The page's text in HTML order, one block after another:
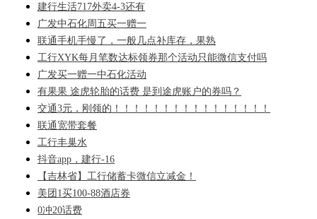
建行生活717外卖4-3还有
广发中石化周五买一赠一
联通手机手慢了，一般几点补库存，果熟
工行XYK每月笔数达标领券那个活动只能微信支付吗
广发买一赠一中石化活动
有果果 途虎轮胎的话费 是到途虎账户的券吗？
交通3元，刚领的！！！！！！！！！！！！！！！！
联通宽带套餐
工行丰巢水
抖音app，建行-16
【吉林省】工行储蓄卡微信立减金！
美团1买100-88酒店券
0冲20话费